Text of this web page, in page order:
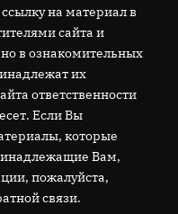
на материал в
сайта и
в ознакомительных
их
ответственности
Если Вы
которые
Вам,
пожалуйста,
связи.